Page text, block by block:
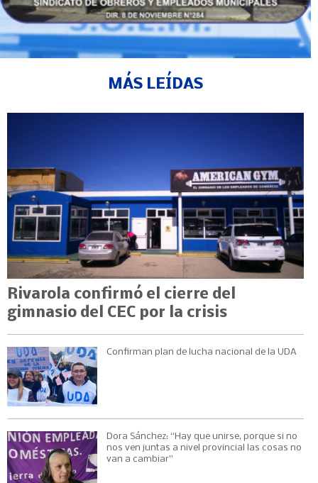
MÁS LEÍDAS
Rivarola confirmó el cierre del
gimnasio del CEC por la crisis
Confirman plan de lucha nacional de la UDA
Dora Sánchez: “Hay que unirse, porque si no
nos ven juntas a nivel provincial las cosas no
van a cambiar”